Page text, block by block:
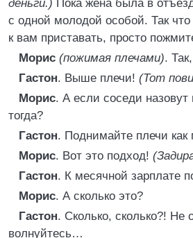
деньги.) Пока жена была в
с одной молодой особой. Так
к вам приставать, просто
Морис (пожимая плечами).
Гастон. Выше плечи! (Тот
Морис. А если соседи
тогда?
Гастон. Поднимайте плечи
Морис. Вот это подход!
Гастон. К месячной зарплате
Морис. А сколько это?
Гастон. Сколько, сколько?! Не
волнуйтесь…